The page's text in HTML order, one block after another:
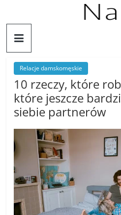
Nalo
zakupy,
podróże,
moda,
kariera,
relacje
Relacje damskomęskie
10 rzeczy, które
które jeszcze
siebie partnerów